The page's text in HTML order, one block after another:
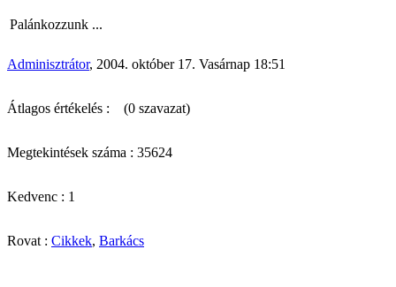
Palánkozzunk ...
Adminisztrátor, 2004. október 17. Vasárnap 18:51
Átlagos értékelés : (0 szavazat)
Megtekintések száma : 35624
Kedvenc : 1
Rovat : Cikkek, Barkács